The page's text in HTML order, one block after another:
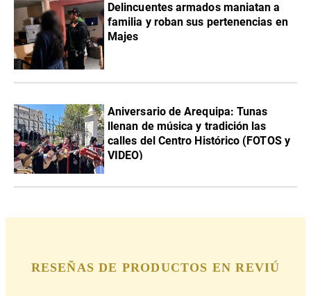
Delincuentes armados maniatan a
familia y roban sus pertenencias en
Majes
Aniversario de Arequipa: Tunas
llenan de música y tradición las
calles del Centro Histórico (FOTOS y
VIDEO)